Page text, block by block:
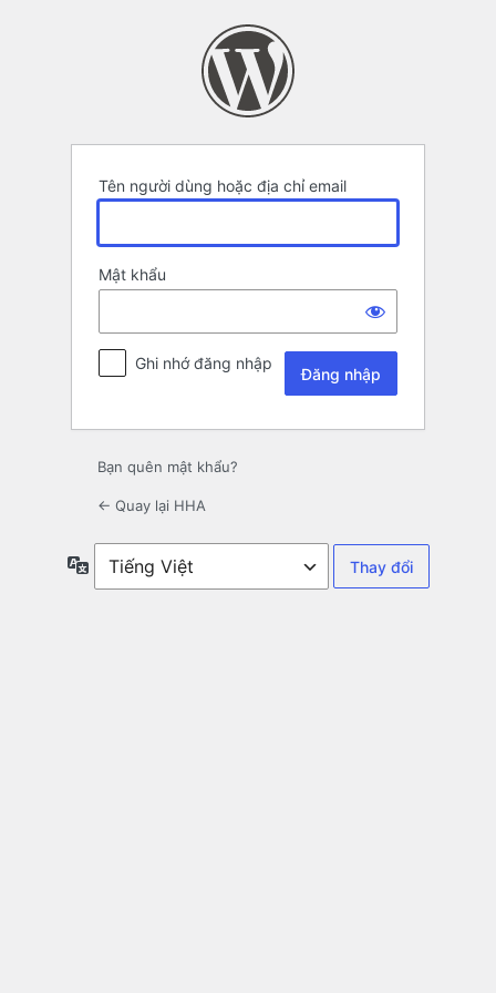
Tên người dùng hoặc địa chỉ email
Mật khẩu
Ghi nhớ đăng nhập
Bạn quên mật khẩu?
← Quay lại HHA
Ngôn
ngữ